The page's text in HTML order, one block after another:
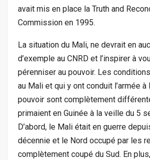
avait mis en place la Truth and
Commission en 1995.
La situation du Mali, ne devrait en
d’exemple au CNRD et l’inspirer à
pérenniser au pouvoir. Les
au Mali et qui y ont conduit l’armée à
pouvoir sont complètement
primaient en Guinée à la veille du 5
D’abord, le Mali était en guerre
décennie et le Nord occupé par les
complètement coupé du Sud. En